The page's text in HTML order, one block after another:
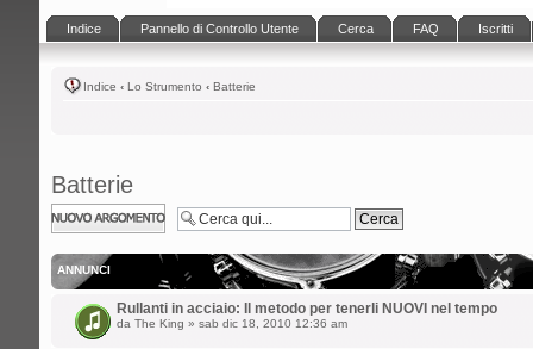
Indice Pannello di Controllo Utente Cerca FAQ Iscritti
Indice ‹ Lo Strumento ‹ Batterie
Batterie
Scrivi un nuovo
argomento
ANNUNCI
Rullanti in acciaio: Il metodo per tenerli NUOVI nel tempo
da The King » sab dic 18, 2010 12:36 am